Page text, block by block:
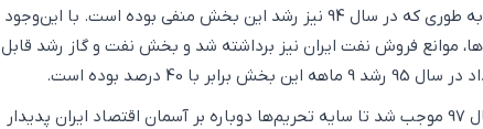
94 نیز وضعیت مناسبی نداشته به طوری که در سال 94 نیز رشد این بخش منفی بوده است. با این‌وجود
موانع فروش نفت ایران نیز برداشته شد و بخش نفت و گاز رشد قابل
40 درصد بوده است.
خروج آمریکا از برجام در اوایل سال 97 موجب شد تا سایه تحریم‌ها دوباره بر آسمان اقتصاد ایران پدیدار